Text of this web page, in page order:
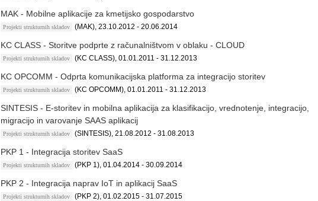
MAK - Mobilne aplikacije za kmetijsko gospodarstvo
Projekti strukturnih skladov (MAK), 23.10.2012 - 20.06.2014
KC CLASS - Storitve podprte z računalništvom v oblaku - CLOUD
Projekti strukturnih skladov (KC CLASS), 01.01.2011 - 31.12.2013
KC OPCOMM - Odprta komunikacijska platforma za integracijo storitev
Projekti strukturnih skladov (KC OPCOMM), 01.01.2011 - 31.12.2013
SINTESIS - E-storitev in mobilna aplikacija za klasifikacijo, vrednotenje, integracijo,
migracijo in varovanje SAAS aplikacij
Projekti strukturnih skladov (SINTESIS), 21.08.2012 - 31.08.2013
PKP 1 - Integracija storitev SaaS
Projekti strukturnih skladov (PKP 1), 01.04.2014 - 30.09.2014
PKP 2 - Integracija naprav IoT in aplikacij SaaS
Projekti strukturnih skladov (PKP 2), 01.02.2015 - 31.07.2015